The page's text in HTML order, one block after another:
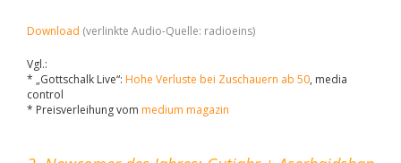
Download (verlinkte Audio-Quelle: radioeins)
Vgl.:
* „Gottschalk Live“: Hohe Verluste bei Zuschauern ab 50, media
control
* Preisverleihung vom medium magazin